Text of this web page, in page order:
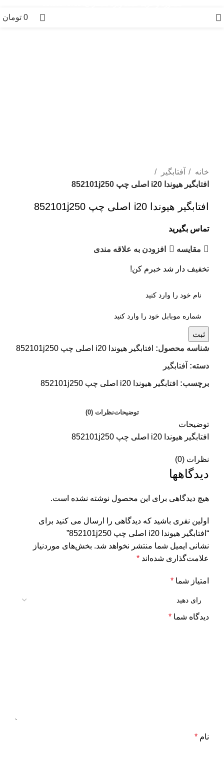
0 تومان
خانه
آفتابگیر
افتابگیر هیوندا i20 اصلی چپ 852101j250
افتابگیر هیوندا i20 اصلی چپ 852101j250
تماس بگیرید
مقایسه افزودن به علاقه مندی
تخفیف دار شد خبرم کن!
ثبت
شناسه محصول: افتابگیر هیوندا i20 اصلی چپ 852101j250
دسته: آفتابگیر
برچسب: افتابگیر هیوندا i20 اصلی چپ 852101j250
توضیحاتنظرات (0)
توضیحات
افتابگیر هیوندا i20 اصلی چپ 852101j250
نظرات (0)
دیدگاهها
هیچ دیدگاهی برای این محصول نوشته نشده است.
اولین نفری باشید که دیدگاهی را ارسال می کنید برای
“افتابگیر هیوندا i20 اصلی چپ 852101j250”
نشانی ایمیل شما منتشر نخواهد شد. بخش‌های موردنیاز
علامت‌گذاری شده‌اند *
امتیاز شما *
دیدگاه شما *
نام *